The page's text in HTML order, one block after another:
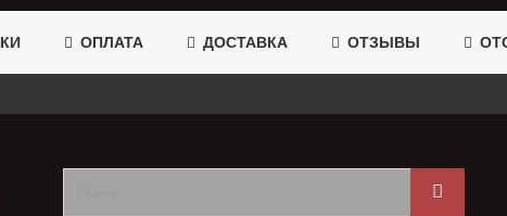
ОПЛАТА ДОСТАВКА ОТЗЫВЫ